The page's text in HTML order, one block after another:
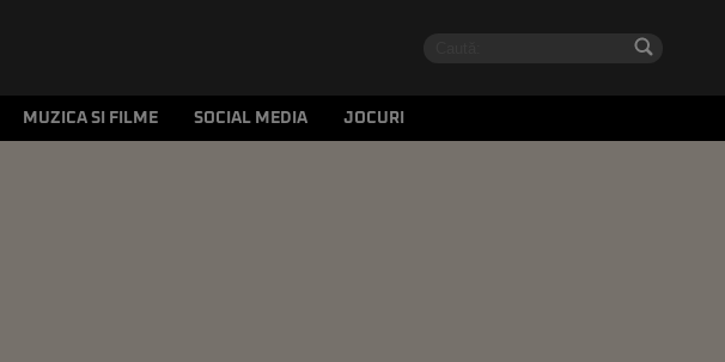
MUZICA SI FILME SOCIAL MEDIA JOCURI